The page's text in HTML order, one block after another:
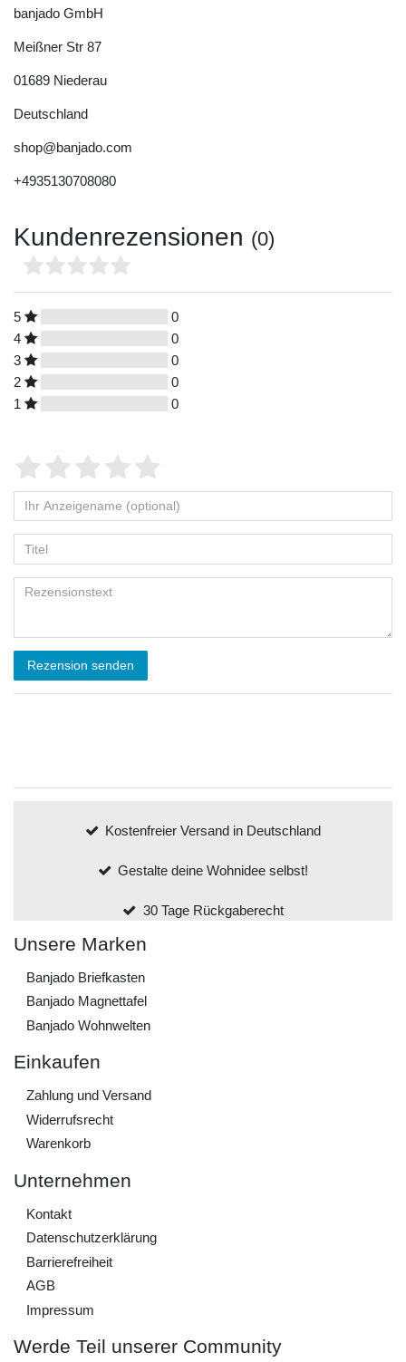
banjado GmbH
Meißner Str 87
01689 Niederau
Deutschland
shop@banjado.com
+4935130708080
Kundenrezensionen (0)
5
0
4
0
3
0
2
0
1
0
Rezension senden
Kostenfreier Versand in Deutschland
Gestalte deine Wohnidee selbst!
30 Tage Rückgaberecht
Unsere Marken
Banjado Briefkasten
Banjado Magnettafel
Banjado Wohnwelten
Einkaufen
Zahlung und Versand
Widerrufs­recht
Warenkorb
Unternehmen
Kontakt
Daten­schutz­erklärung
Barrierefreiheit
AGB
Impressum
Werde Teil unserer Community